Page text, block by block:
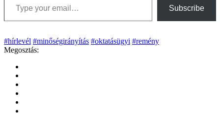
Subscribe
#hírlevél #minőségirányítás #oktatásügyi #remény
Megosztás: